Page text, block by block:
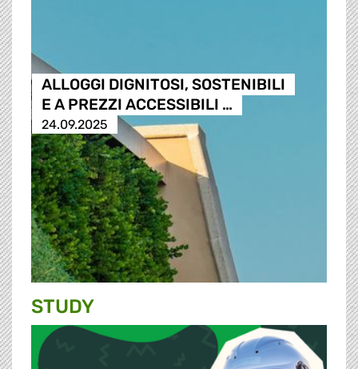
ALLOGGI DIGNITOSI, SOSTENIBILI
E A PREZZI ACCESSIBILI …
24.09.2025
STUDY